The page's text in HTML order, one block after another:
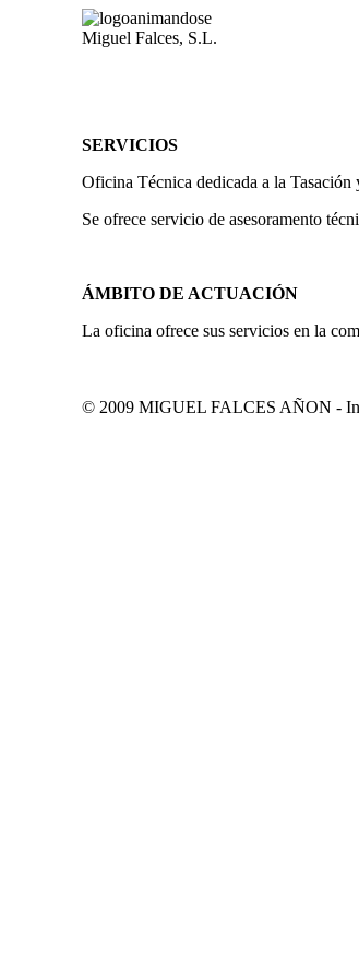
Miguel Falces, S.L.
SERVICIOS
Oficina Técnica dedicada a la
Se ofrece servicio de asesoramento
ÁMBITO DE ACTUACIÓN
La oficina ofrece sus servicios en la
© 2009 MIGUEL FALCES AÑON -